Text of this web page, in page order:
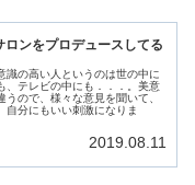
ロンをプロデュースしてる
識の高い人というのは世の中に
、テレビの中にも．．．。美意
ので、様々な意見を聞いて、
自分にもいい刺激になりま
2019.08.11